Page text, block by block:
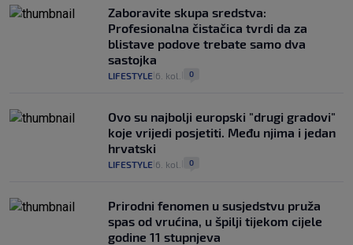
Zaboravite skupa sredstva:
Profesionalna čistačica tvrdi da za
blistave podove trebate samo dva
sastojka
LIFESTYLE 6. kol. 0
Ovo su najbolji europski "drugi gradovi"
koje vrijedi posjetiti. Među njima i jedan
hrvatski
LIFESTYLE 6. kol. 0
Prirodni fenomen u susjedstvu pruža
spas od vrućina, u špilji tijekom cijele
godine 11 stupnjeva